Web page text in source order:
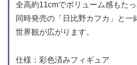
全高約11cmでボリューム感もたっ
同時発売の「日比野カフカ」と一
世界観が広がります。
仕様：彩色済みフィギュア